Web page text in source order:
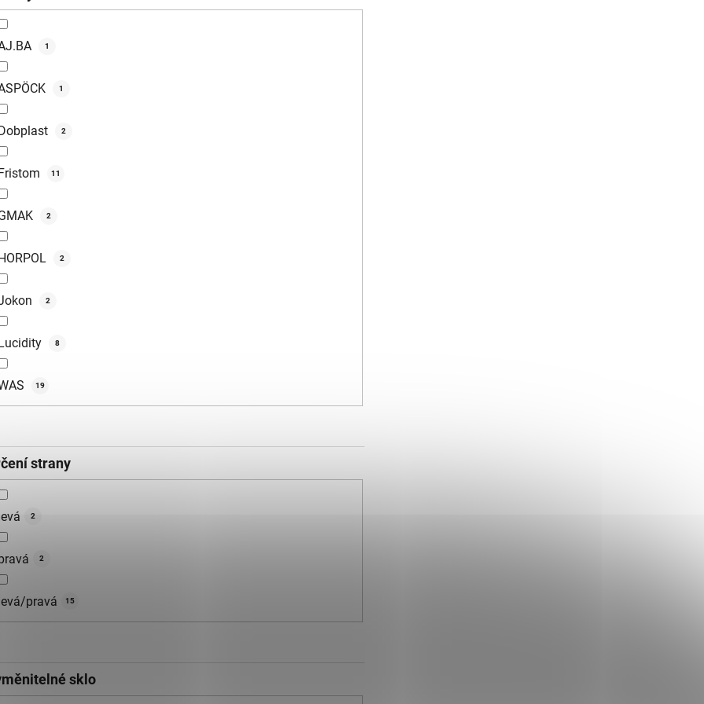
1
1
2
11
2
2
2
8
19
strany
2
2
pravá 15
sklo